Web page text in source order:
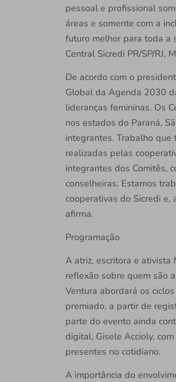
pessoal e profissional
áreas e somente com a
futuro melhor para toda a
Central Sicredi PR/SP/RJ,
De acordo com o
Global da Agenda 2030
lideranças femininas. Os
nos estados do Paraná,
integrantes. Trabalho que
realizadas pelas
integrantes dos Comitês,
conselheiras. Estamos
cooperativas do Sicredi e,
afirma.
Programação
A atriz, escritora e ativista
reflexão sobre quem são
Ventura abordará os
premiado, a partir de
parte do evento ainda
digital, Gisele Accioly,
presentes no cotidiano.
A importância do